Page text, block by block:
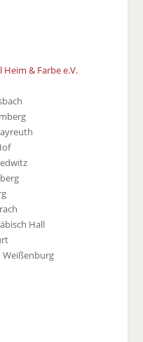
& Farbe e.V.
Hall
Weißenburg